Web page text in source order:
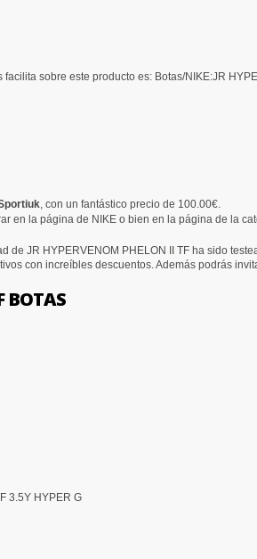
sobre este producto es: Botas/NIKE:JR
, con un fantástico precio de 100.00€.
en la página de NIKE o bien en la página de la
de JR HYPERVENOM PHELON II TF ha sido
con increíbles descuentos. Además podrás
BOTAS
3.5Y HYPER G